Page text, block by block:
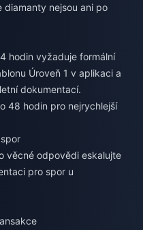
diamanty nejsou ani po
hodin vyžaduje formální
Úroveň 1 v aplikaci a
dokumentací.
48 hodin pro nejrychlejší
věcné odpovědi eskalujte
pro spor u